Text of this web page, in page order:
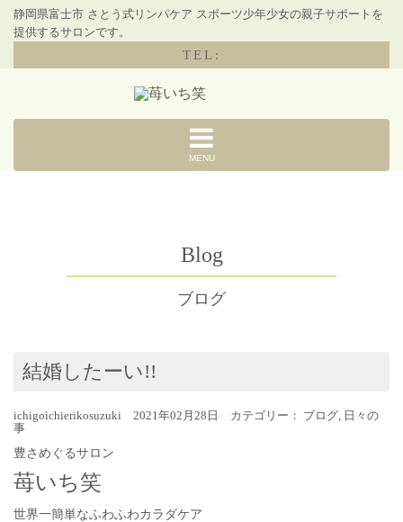
静岡県富士市 さとう式リンパケア スポーツ少年少女の親子サポートを
提供するサロンです。
TEL:
MENU
Blog
ブログ
結婚したーい!!
ichigoichierikosuzuki 2021年02月28日 カテゴリー： ブログ, 日々の
事
豊さめぐるサロン
苺いち笑
世界一簡単なふわふわカラダケア